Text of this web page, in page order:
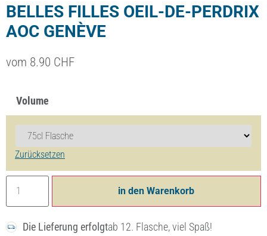
BELLES FILLES OEIL-DE-PERDRIX
AOC GENÈVE
vom 8.90 CHF
Volume
Zurücksetzen
in den Warenkorb
Die Lieferung erfolgtab 12. Flasche, viel Spaß!